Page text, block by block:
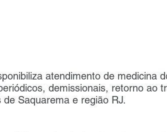
atendimento de medicina
demissionais, retorno ao
Saquarema e região RJ.